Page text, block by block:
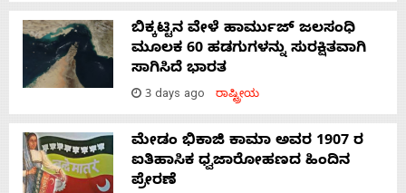
ಬಿಕ್ಕಟ್ಟಿನ ವೇಳೆ ಹಾರ್ಮುಜ್ ಜಲಸಂಧಿ
ಮೂಲಕ 60 ಹಡಗುಗಳನ್ನು ಸುರಕ್ಷಿತವಾಗಿ
ಸಾಗಿಸಿದೆ ಭಾರತ
3 days ago ರಾಷ್ಟ್ರೀಯ
ಮೇಡಂ ಭಿಕಾಜಿ ಕಾಮಾ ಅವರ 1907 ರ
ಐತಿಹಾಸಿಕ ಧ್ವಜಾರೋಹಣದ ಹಿಂದಿನ
ಪ್ರೇರಣೆ